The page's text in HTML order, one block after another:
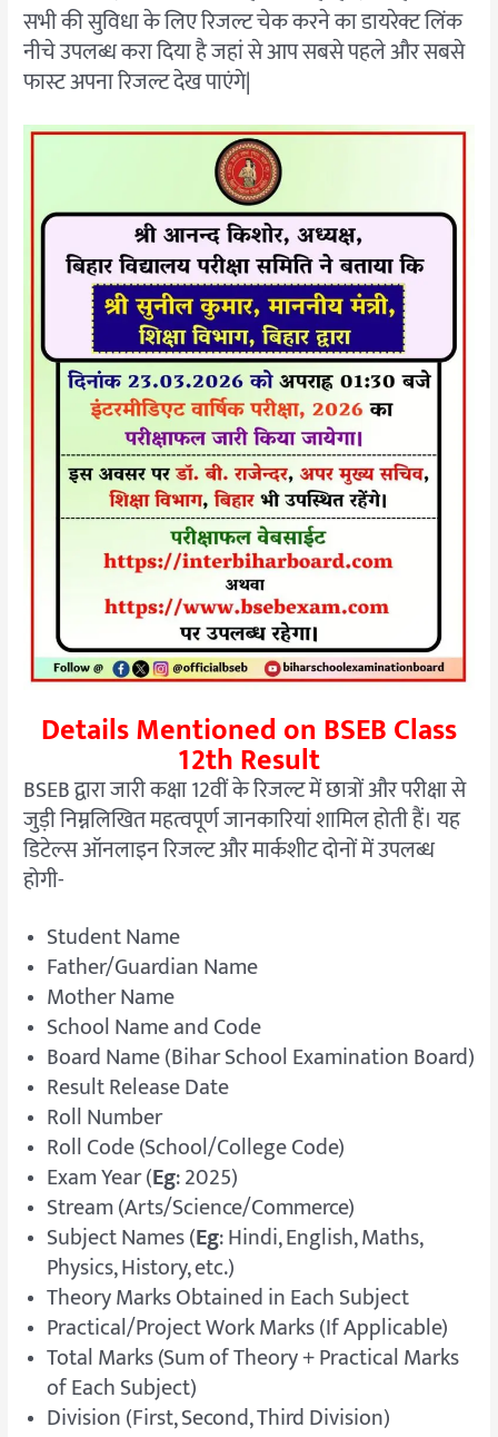
सभी की सुविधा के लिए रिजल्ट चेक करने का डायरेक्ट लिंक
नीचे उपलब्ध करा दिया है जहां से आप सबसे पहले और सबसे
फास्ट अपना रिजल्ट देख पाएंगे|
Details Mentioned on BSEB Class
12th Result
BSEB द्वारा जारी कक्षा 12वीं के रिजल्ट में छात्रों और परीक्षा से
जुड़ी निम्नलिखित महत्वपूर्ण जानकारियां शामिल होती हैं। यह
डिटेल्स ऑनलाइन रिजल्ट और मार्कशीट दोनों में उपलब्ध
होगी-
Student Name
Father/Guardian Name
Mother Name
School Name and Code
Board Name (Bihar School Examination Board)
Result Release Date
Roll Number
Roll Code (School/College Code)
Exam Year (Eg: 2025)
Stream (Arts/Science/Commerce)
Subject Names (Eg: Hindi, English, Maths,
Physics, History, etc.)
Theory Marks Obtained in Each Subject
Practical/Project Work Marks (If Applicable)
Total Marks (Sum of Theory + Practical Marks
of Each Subject)
Division (First, Second, Third Division)